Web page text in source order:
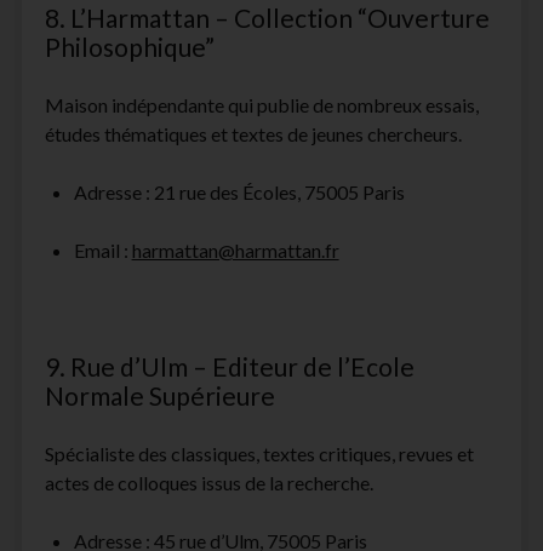
8. L’Harmattan – Collection “Ouverture
Philosophique”
Maison indépendante qui publie de nombreux essais,
études thématiques et textes de jeunes chercheurs.
Adresse : 21 rue des Écoles, 75005 Paris
Email : harmattan@harmattan.fr
9. Rue d’Ulm – Editeur de l’Ecole
Normale Supérieure
Spécialiste des classiques, textes critiques, revues et
actes de colloques issus de la recherche.
Adresse : 45 rue d’Ulm, 75005 Paris